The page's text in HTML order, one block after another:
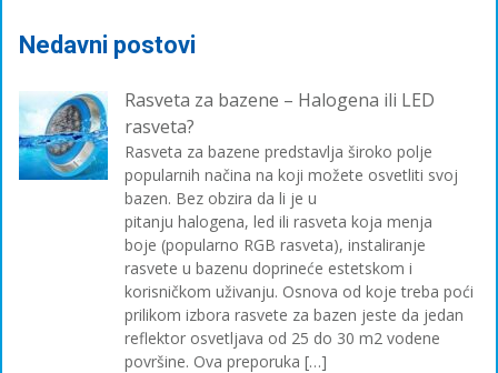
Nedavni postovi
Rasveta za bazene – Halogena ili LED
rasveta?
Rasveta za bazene predstavlja široko polje
popularnih načina na koji možete osvetliti svoj
bazen. Bez obzira da li je u
pitanju halogena, led ili rasveta koja menja
boje (popularno RGB rasveta), instaliranje
rasvete u bazenu doprineće estetskom i
korisničkom uživanju. Osnova od koje treba poći
prilikom izbora rasvete za bazen jeste da jedan
reflektor osvetljava od 25 do 30 m2 vodene
površine. Ova preporuka […]